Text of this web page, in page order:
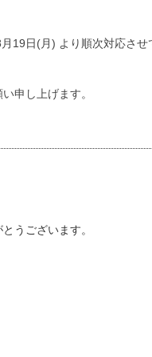
19日(月) より順次対応させ
申し上げます。
うございます。